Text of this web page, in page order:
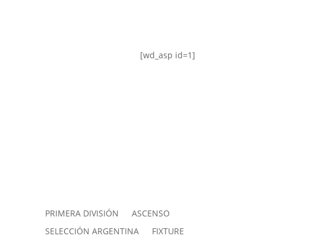
[wd_asp id=1]
PRIMERA DIVISIÓN
ASCENSO
SELECCIÓN ARGENTINA
FIXTURE